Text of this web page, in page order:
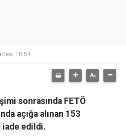
18:54
sonrasında FETÖ
açığa alınan 153
edildi.